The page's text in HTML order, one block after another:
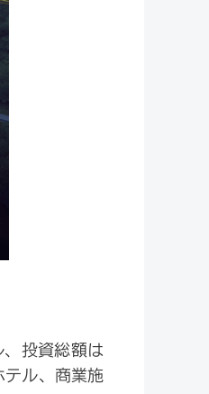
投資総額は
ル、商業施